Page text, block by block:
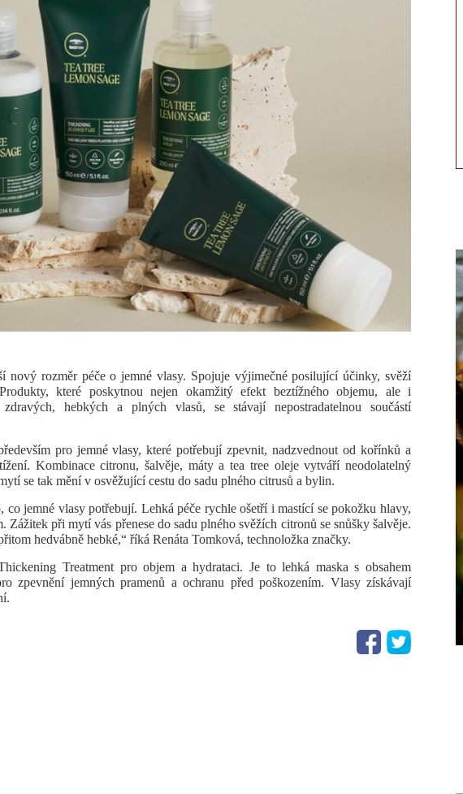
nový rozměr péče o jemné vlasy. Spojuje výjimečné posilující účinky, svěží
které poskytnou nejen okamžitý efekt beztížného objemu, ale i
hebkých a plných vlasů, se stávají nepostradatelnou součástí
pro jemné vlasy, které potřebujízpevnit, nadzvednout od kořínků a
Kombinace citronu, šalvěje, máty a tea tree oleje vytváří neodolatelný
ytí se tak mění v osvěžující cestu do sadu plného citrusů a bylin.
co jemné vlasy potřebují. Lehká péče rychle ošetří i mastící se pokožku hlavy,
Zážitek při mytí vás přenese do sadu plného svěžích citronů se snůšky šalvěje.
hedvábně hebké,“ říká Renáta Tomková, technoložka značky.
Treatment pro objem a hydrataci. Je tolehká maska s obsahem
zpevnění jemných pramenů a ochranu před poškozením. Vlasy získávají